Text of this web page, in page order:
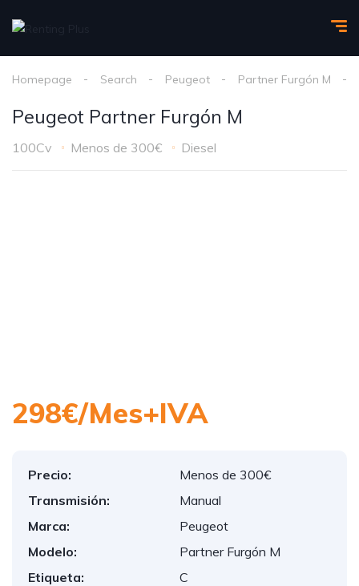
Homepage Search Peugeot Partner Furgón M
Peugeot Partner Furgón M
100Cv Menos de 300€ Diesel
298€/Mes+IVA
Precio:
Menos de 300€
Transmisión:
Manual
Marca:
Peugeot
Modelo:
Partner Furgón M
Etiqueta:
C